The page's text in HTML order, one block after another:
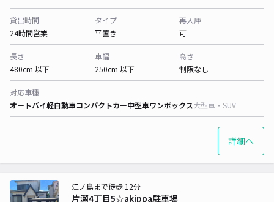
貸出時間
24時間営業
タイプ
平置き
再入庫
可
長さ
480cm 以下
車幅
250cm 以下
高さ
制限なし
対応車種
オートバイ軽自動車コンパクトカー中型車ワンボックス大型車・SUV
詳細へ
片瀬4丁目5☆akippa駐車場
江ノ島まで徒歩 12分